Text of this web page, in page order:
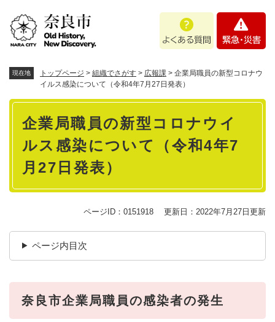
あ
問
・
現在地 トップページ > 組織でさがす > 広報課 > 企業局職員の新型コロナウ
イルス感染について（令和4年7月27日発表）
本
企業局職員の新型コロナウイ
ルス感染について（令和4年7
月27日発表）
ページID：0151918 更新日：2022年7月27日更新
ページ内目次
奈良市企業局職員の感染者の発生